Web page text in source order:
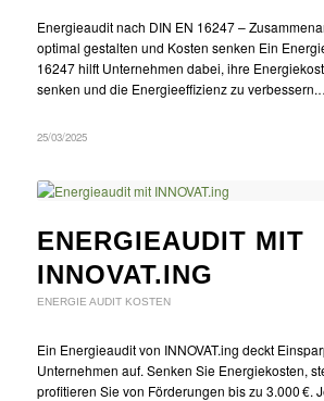
Energieaudit nach DIN EN 16247 –
optimal gestalten und Kosten senken Ein
16247 hilft Unternehmen dabei, ihre
senken und die Energieeffizienz zu
25/03/2025
ENERGIEAUDIT MIT
INNOVAT.ING
ENERGIE AUDIT KOSTEN
Ein Energieaudit von INNOVAT.ing deckt
Unternehmen auf. Senken Sie Energiekosten,
profitieren Sie von Förderungen bis zu 3.000 €.